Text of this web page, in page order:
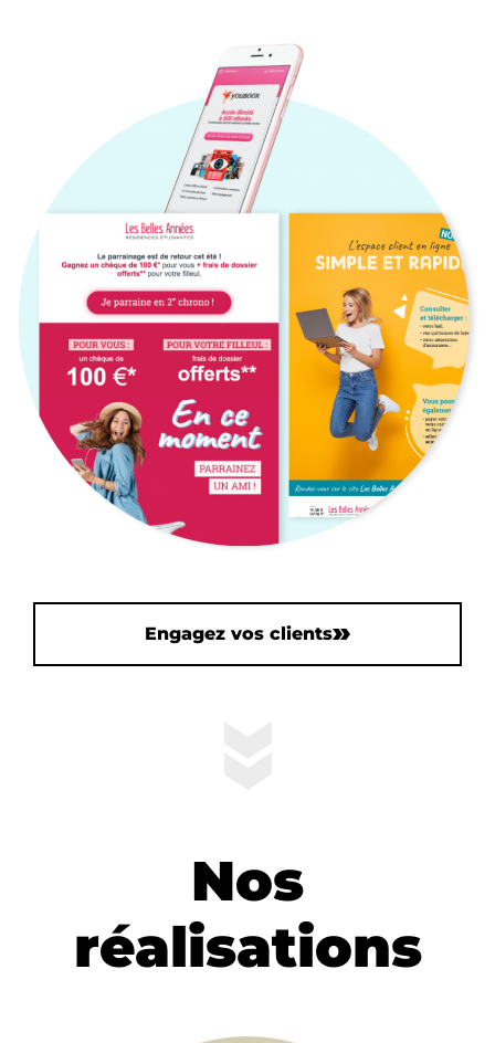
Nos réalisations
Nous recrutons
Notre communauté
Contactez nous
Engagez vos clients
Nos
réalisations